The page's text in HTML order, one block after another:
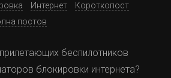
Интернет
Короткопост
постов
беспилотников
блокировки интернета?